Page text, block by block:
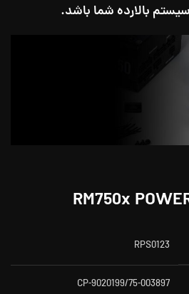
بالارده شما باشد.
RM750x
RPS0123
CP-9020199/75-003897